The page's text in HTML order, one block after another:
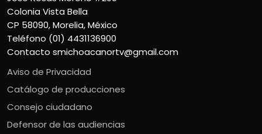
Colonia Vista Bella
CP 58090, Morelia, México
Teléfono (01) 4431136900
Contacto smichoacanortv@gmail.com
Aviso de Privacidad
Catálogo de producciones
Consejo ciudadano
Defensor de las audiencias